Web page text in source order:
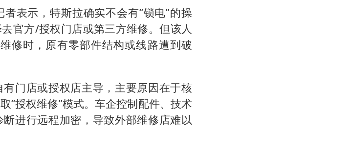
表示，特斯拉确实不会有“锁电”的操
官方/授权门店或第三方维修。但该人
修时，原有零部件结构或线路遭到破
门店或授权店主导，主要原因在于核
“授权维修”模式。车企控制配件、技术
进行远程加密，导致外部维修店难以